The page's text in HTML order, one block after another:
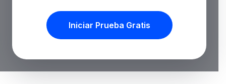
Iniciar Prueba Gratis